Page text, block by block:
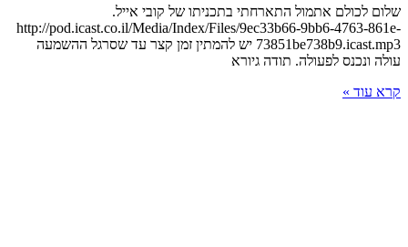
שלום לכולם אתמול התארחתי בתכניתו של קובי אייל.
http://pod.icast.co.il/Media/Index/Files/9ec33b66-9bb6-4763-861e-
73851be738b9.icast.mp3 יש להמתין זמן קצר עד שסרגל ההשמעה
עולה ונכנס לפעולה. תודה גיורא
קרא עוד »